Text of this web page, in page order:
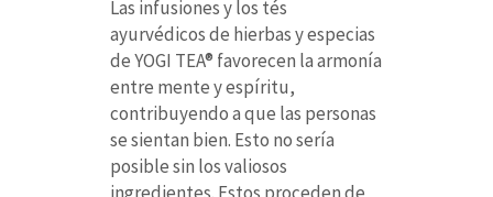
Las infusiones y los tés
ayurvédicos de hierbas y especias
de YOGI TEA® favorecen la armonía
entre mente y espíritu,
contribuyendo a que las personas
se sientan bien. Esto no sería
posible sin los valiosos